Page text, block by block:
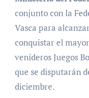
conjunto con la
Vasca para
conquistar el
venideros Juegos
que se disputarán
diciembre.